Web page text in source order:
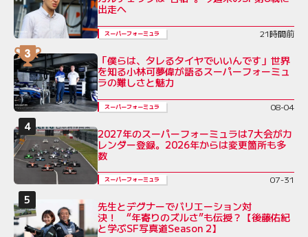
出走へ
スーパーフォーミュラ 21時間前
「僕らは、タレるタイヤでいいんです」世界
を知る小林可夢偉が語るスーパーフォーミュ
ラの難しさと魅力
スーパーフォーミュラ 08-04
2027年のスーパーフォーミュラは7大会がカ
レンダー登録。2026年からは変更箇所も多
数
スーパーフォーミュラ 07-31
先生とデグナーでバリエーション対
決！ “年寄りのズルさ”も伝授？【後藤佑紀
と学ぶSF写真道Season 2】